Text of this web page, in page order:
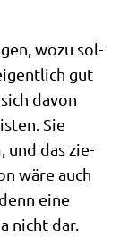
wozu sol­
gut
davon
Sie
und das zie­
wäre auch
eine
nicht dar.